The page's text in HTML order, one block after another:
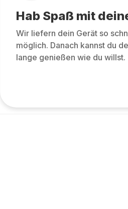
Hab Spaß mit
Wir liefern dein Gerät so
möglich. Danach kannst du
lange genießen wie du willst.